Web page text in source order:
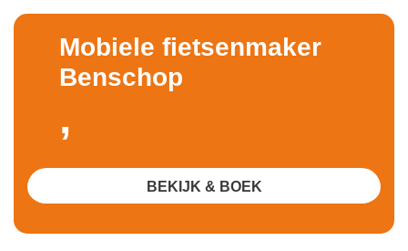
Mobiele fietsenmaker
Benschop
,
BEKIJK & BOEK